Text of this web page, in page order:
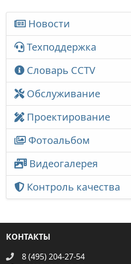
Новости
Техподдержка
Словарь CCTV
Обслуживание
Проектирование
Фотоальбом
Видеогалерея
Контроль качества
КОНТАКТЫ
8 (495) 204-27-54